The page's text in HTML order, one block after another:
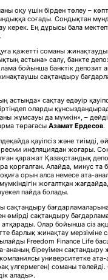
оқу үшін бірден төлеу –
соғады. Сондықтан
керек. Ең дұрысы бала
қажетті соманы
астына» салу, банкте
бойынша банктік депозит
сақтандыру
астында» сақтау едәуір
оларды
жұмсауы да мүмкін», –
төрағасы Азамат Ердесов.
қауіпсіз және тиімді,
инфляциядан жоғары.
қаражат Қазақстандық
қорғалған. Алайда, минус та
орын алса немесе ата-
жоғалтқан
пайда болады.
сақтандыру бағдарламаларына
өмірді сақтандыру
Олар бойынша сіз
барлық жинақтау мерзіміне
Freedom Finance Life
ананың біреуімен
университетке
үлгермеген) соманы
алады».